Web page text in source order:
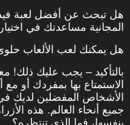
هل تبحث عن أفضل لعبة
المجانية مساعدتك في
هل يمكنك لعب الألعاب
بالتأكيد – يجب عليك ذلك!
الاستمتاع بها بمفردك أو
الأشخاص المفضلين لديك
جميع أنحاء العالم. هذه
بنفسها، فما الذي تنتظره؟